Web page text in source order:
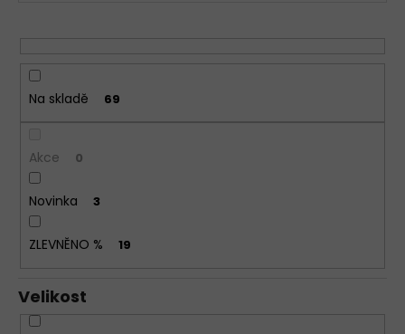
Na skladě 69
Akce 0
Novinka 3
ZLEVNĚNO % 19
Velikost
3679
LOVELYGIRL
179
Kč